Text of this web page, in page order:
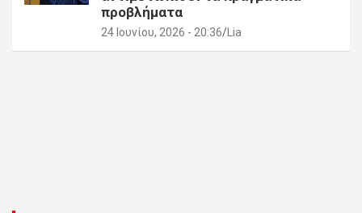
προβλήματα
24 Ιουνίου, 2026 - 20:36 Lia